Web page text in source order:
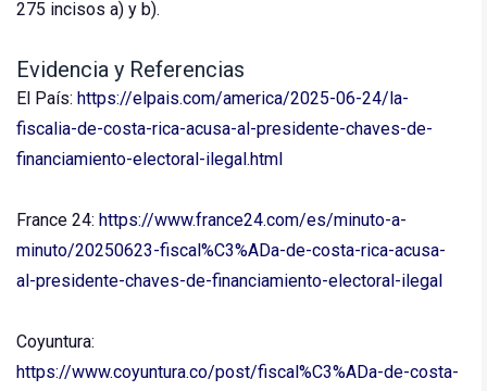
275 incisos a) y b).
Evidencia y Referencias
El País: https://elpais.com/america/2025-06-24/la-
fiscalia-de-costa-rica-acusa-al-presidente-chaves-de-
financiamiento-electoral-ilegal.html
France 24: https://www.france24.com/es/minuto-a-
minuto/20250623-fiscal%C3%ADa-de-costa-rica-acusa-
al-presidente-chaves-de-financiamiento-electoral-ilegal
Coyuntura:
https://www.coyuntura.co/post/fiscal%C3%ADa-de-costa-